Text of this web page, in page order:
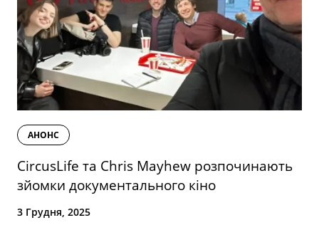
АНОНС
CircusLife та Chris Mayhew розпочинають
зйомки документального кіно
3 Грудня, 2025